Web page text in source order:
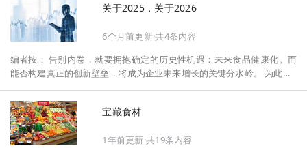
关于2025，关于2026
6个月前更新·共4条内容
编者按： 告别内卷，就要拥抱确定的历史性机遇：未来食品健康化。而
能否构建真正的创新壁垒，将成为企业未来增长的关键分水岭。 为此，F
将以“创新产品”透视“未来机会”，以全球视野探寻中国机遇、增长解法，
拆解年度标杆的增长逻辑与谋篇布局，深挖“药食同源”“低GI”“老龄营
养”“清洁标签”等热门赛道的爆品基因，从趋势预判、品类创新、未来增长
机会、企业战略布局以及渠道变革等，为行业提供务实、前瞻的开年创新
宝藏食材
1年前更新·共19条内容